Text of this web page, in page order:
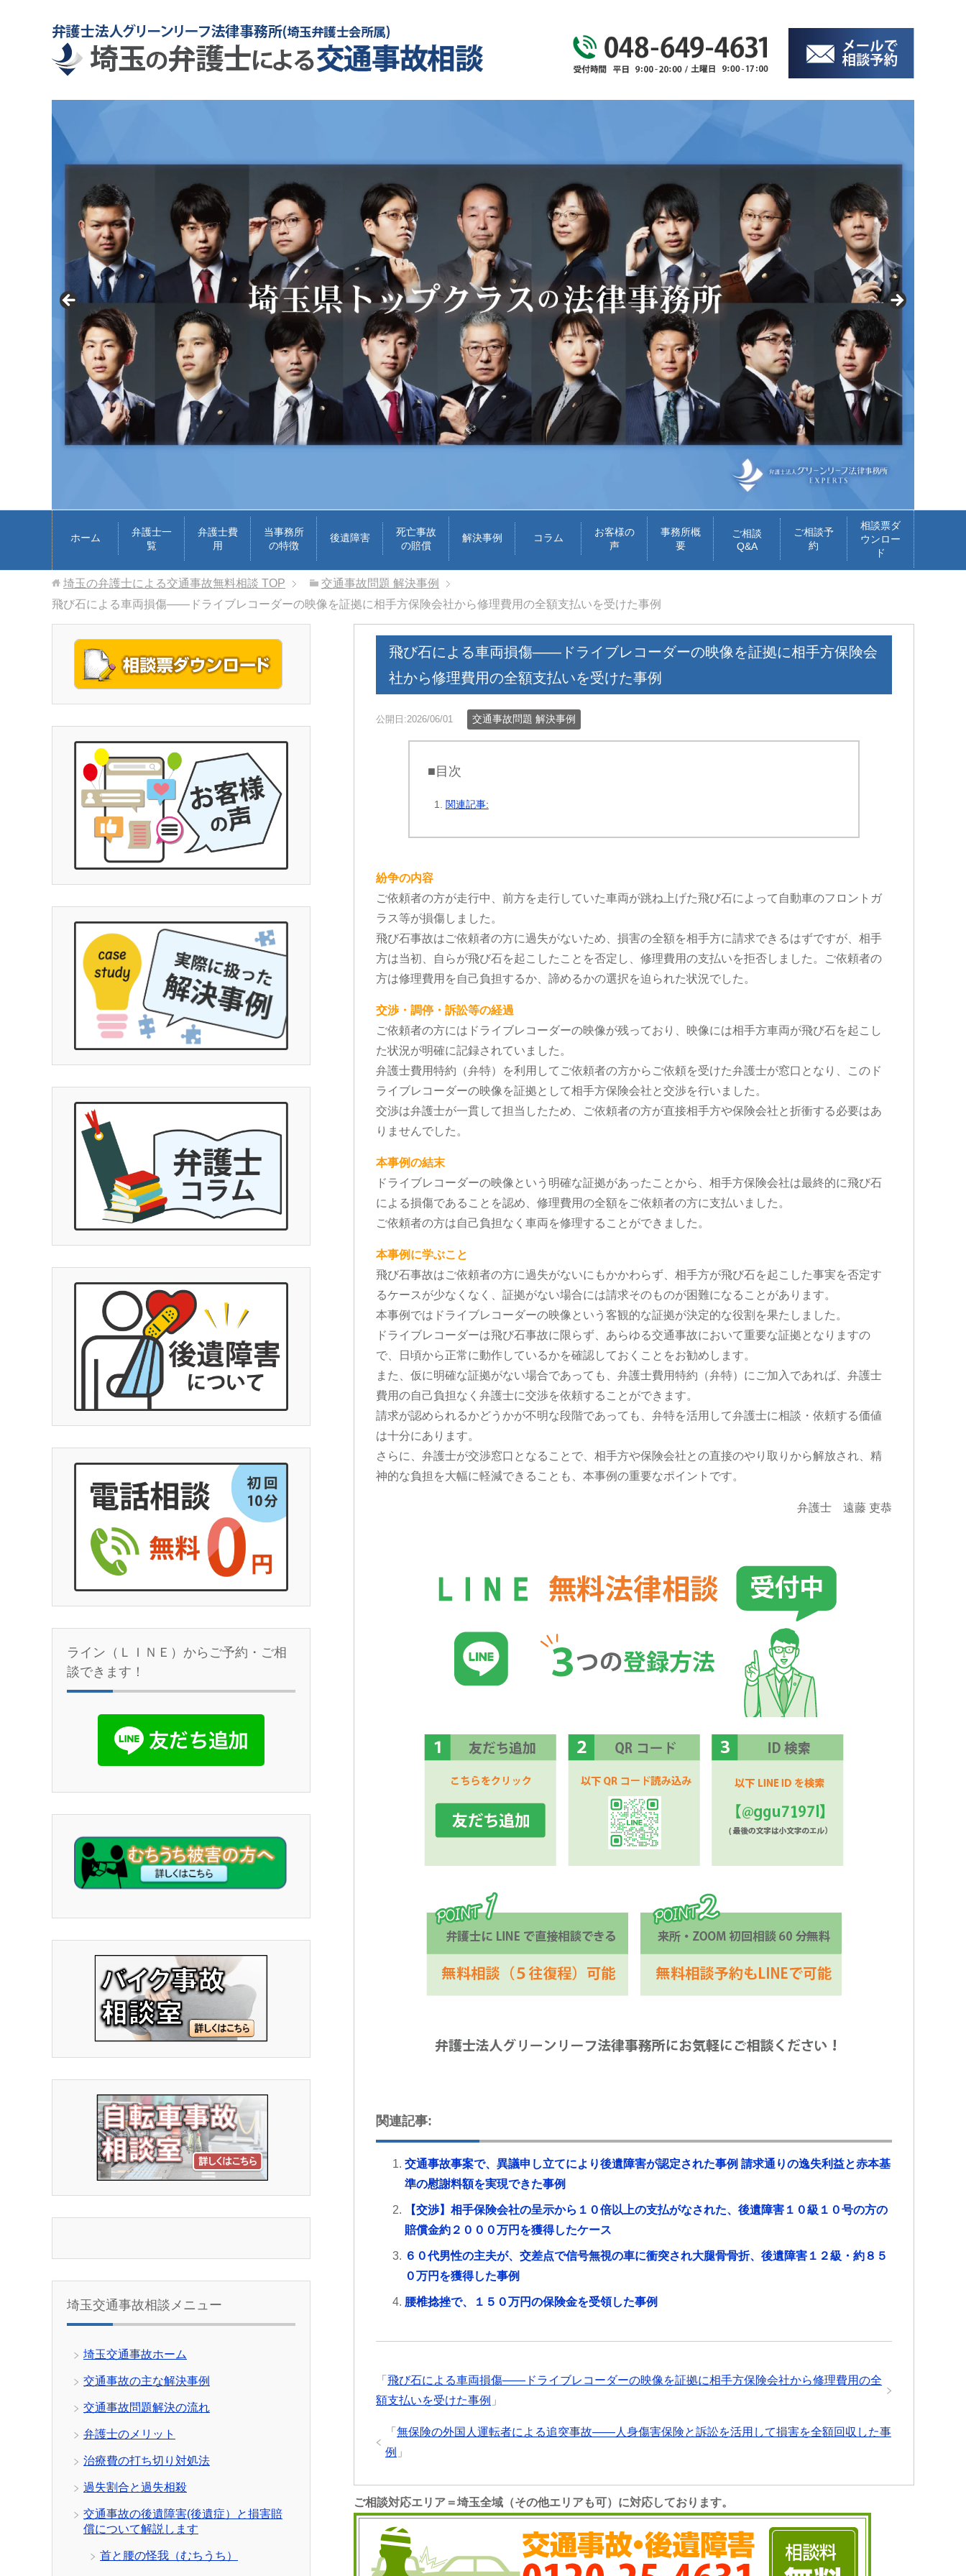
ホーム
弁護士一
覧
弁護士費
用
当事務所
の特徴
後遺障害
死亡事故
の賠償
解決事例 コラム
お客様の
声
事務所概
要
ご相談
Q&A
ご相談予
約
相談票ダ
ウンロー
ド
埼玉の弁護士による交通事故無料相談 TOP
交通事故問題 解決事例
飛び石による車両損傷――ドライブレコーダーの映像を証拠に相手方保険会社から修理費用の全額支払いを受けた事例
飛び石による車両損傷――ドライブレコーダーの映像を証拠に相手方保険会
社から修理費用の全額支払いを受けた事例
公開日:2026/06/01 交通事故問題 解決事例
■目次
関連記事:
紛争の内容
ご依頼者の方が走行中、前方を走行していた車両が跳ね上げた飛び石によって自動車のフロントガ
ラス等が損傷しました。
飛び石事故はご依頼者の方に過失がないため、損害の全額を相手方に請求できるはずですが、相手
方は当初、自らが飛び石を起こしたことを否定し、修理費用の支払いを拒否しました。ご依頼者の
方は修理費用を自己負担するか、諦めるかの選択を迫られた状況でした。
交渉・調停・訴訟等の経過
ご依頼者の方にはドライブレコーダーの映像が残っており、映像には相手方車両が飛び石を起こし
た状況が明確に記録されていました。
弁護士費用特約（弁特）を利用してご依頼者の方からご依頼を受けた弁護士が窓口となり、このド
ライブレコーダーの映像を証拠として相手方保険会社と交渉を行いました。
交渉は弁護士が一貫して担当したため、ご依頼者の方が直接相手方や保険会社と折衝する必要はあ
りませんでした。
本事例の結末
ドライブレコーダーの映像という明確な証拠があったことから、相手方保険会社は最終的に飛び石
による損傷であることを認め、修理費用の全額をご依頼者の方に支払いました。
ご依頼者の方は自己負担なく車両を修理することができました。
本事例に学ぶこと
飛び石事故はご依頼者の方に過失がないにもかかわらず、相手方が飛び石を起こした事実を否定す
るケースが少なくなく、証拠がない場合には請求そのものが困難になることがあります。
本事例ではドライブレコーダーの映像という客観的な証拠が決定的な役割を果たしました。
ドライブレコーダーは飛び石事故に限らず、あらゆる交通事故において重要な証拠となりますの
で、日頃から正常に動作しているかを確認しておくことをお勧めします。
また、仮に明確な証拠がない場合であっても、弁護士費用特約（弁特）にご加入であれば、弁護士
費用の自己負担なく弁護士に交渉を依頼することができます。
請求が認められるかどうかが不明な段階であっても、弁特を活用して弁護士に相談・依頼する価値
は十分にあります。
さらに、弁護士が交渉窓口となることで、相手方や保険会社との直接のやり取りから解放され、精
神的な負担を大幅に軽減できることも、本事例の重要なポイントです。
弁護士 遠藤 吏恭
関連記事:
交通事故事案で、異議申し立てにより後遺障害が認定された事例 請求通りの逸失利益と赤本基
準の慰謝料額を実現できた事例
【交渉】相手保険会社の呈示から１０倍以上の支払がなされた、後遺障害１０級１０号の方の
賠償金約２０００万円を獲得したケース
６０代男性の主夫が、交差点で信号無視の車に衝突され大腿骨骨折、後遺障害１２級・約８５
０万円を獲得した事例
腰椎捻挫で、１５０万円の保険金を受領した事例
「 飛び石による車両損傷――ドライブレコーダーの映像を証拠に相手方保険会社から修理費用の全
額支払いを受けた事例 」
「 無保険の外国人運転者による追突事故――人身傷害保険と訴訟を活用して損害を全額回収した事
例 」
ご相談対応エリア＝埼玉全域（その他エリアも可）に対応しております。
ライン（ＬＩＮＥ）からご予約・ご相
談できます！
埼玉交通事故相談メニュー
埼玉交通事故ホーム
交通事故の主な解決事例
交通事故問題解決の流れ
弁護士のメリット
治療費の打ち切り対処法
過失割合と過失相殺
交通事故の後遺障害(後遺症）と損害賠
償について解説します
首と腰の怪我（むちうち）